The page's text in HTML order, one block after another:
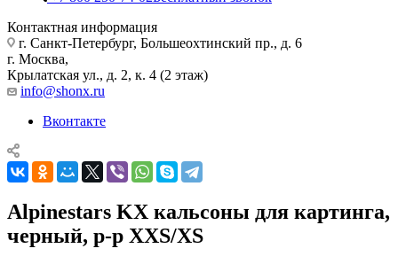
Контактная информация
г. Санкт-Петербург, Большеохтинский пр., д. 6
г. Москва,
Крылатская ул., д. 2, к. 4 (2 этаж)
info@shonx.ru
Вконтакте
Alpinestars KX кальсоны для картинга,
черный, р-р XXS/XS